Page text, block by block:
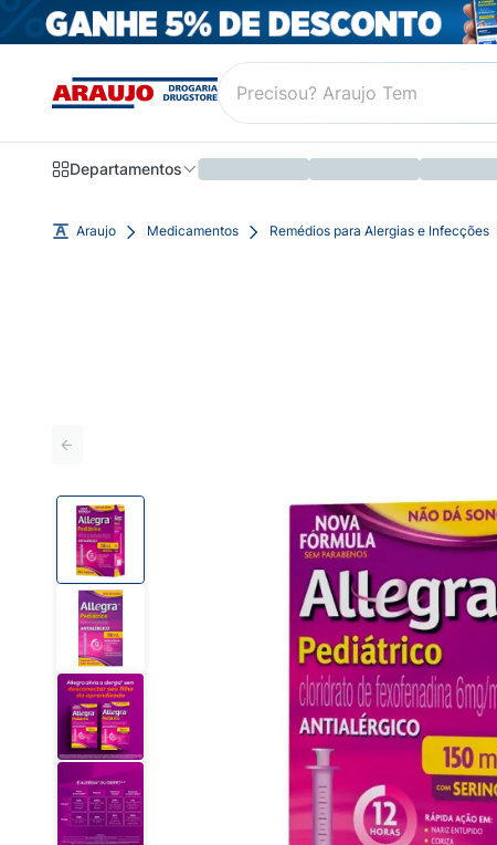
Departamentos
Araujo Medicamentos Remédios para Alergias e Infecções